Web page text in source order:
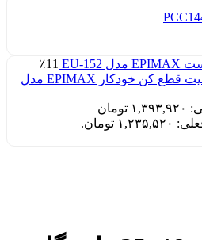
٪11
آداپتور هوشمند 35 وات با قابلیت قطع کن خودکار EPIMAX مدل
قیمت اصلی: ۱,۳۹۳,۹۲۰ تومان
تومان.